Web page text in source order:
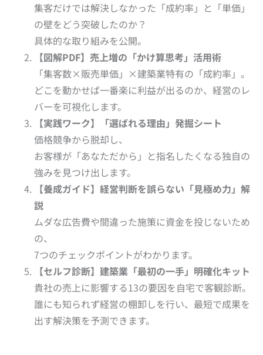
集客だけでは解決しなかった「成約率」と「単価」
の壁をどう突破したのか？
具体的な取り組みを公開。
【図解PDF】売上増の「かけ算思考」活用術
「集客数×販売単価」×建築業特有の「成約率」。
どこを動かせば一番楽に利益が出るのか、経営のレ
バーを可視化します。
【実践ワーク】「選ばれる理由」発掘シート
価格競争から脱却し、
お客様が「あなただから」と指名したくなる独自の
強みを見つけ出します。
【養成ガイド】経営判断を誤らない「見極め力」解
説
ムダな広告費や間違った施策に資金を投じないため
の、
7つのチェックポイントがわかります。
【セルフ診断】建築業「最初の一手」明確化キット
貴社の売上に影響する13の要因を自宅で客観診断。
誰にも知られず経営の棚卸しを行い、最短で成果を
出す解決策を予測できます。